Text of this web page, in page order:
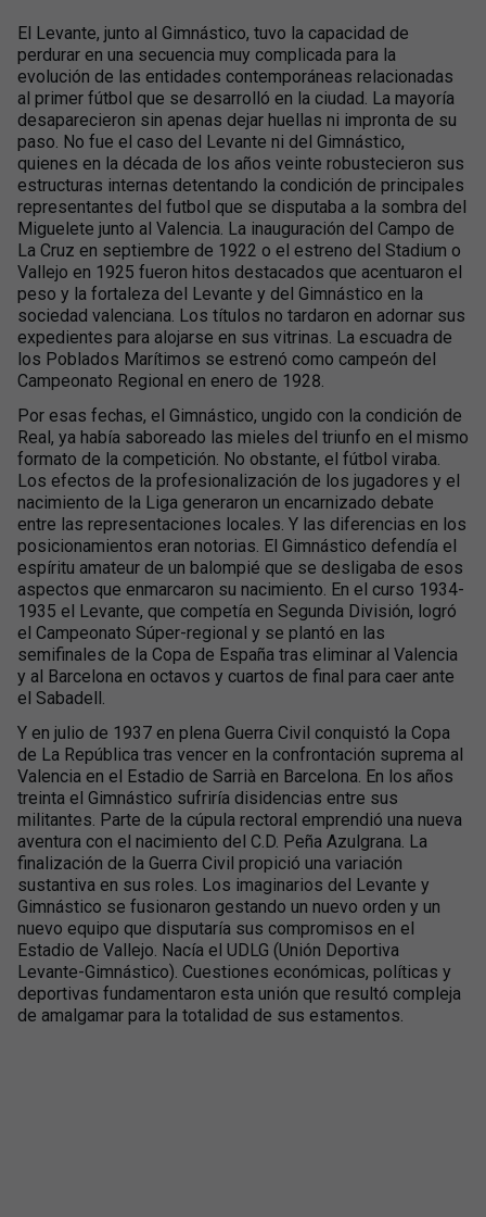
El Levante, junto al Gimnástico, tuvo la capacidad de
perdurar en una secuencia muy complicada para la
evolución de las entidades contemporáneas relacionadas
al primer fútbol que se desarrolló en la ciudad. La mayoría
desaparecieron sin apenas dejar huellas ni impronta de su
paso. No fue el caso del Levante ni del Gimnástico,
quienes en la década de los años veinte robustecieron sus
estructuras internas detentando la condición de principales
representantes del futbol que se disputaba a la sombra del
Miguelete junto al Valencia. La inauguración del Campo de
La Cruz en septiembre de 1922 o el estreno del Stadium o
Vallejo en 1925 fueron hitos destacados que acentuaron el
peso y la fortaleza del Levante y del Gimnástico en la
sociedad valenciana. Los títulos no tardaron en adornar sus
expedientes para alojarse en sus vitrinas. La escuadra de
los Poblados Marítimos se estrenó como campeón del
Campeonato Regional en enero de 1928.
Por esas fechas, el Gimnástico, ungido con la condición de
Real, ya había saboreado las mieles del triunfo en el mismo
formato de la competición. No obstante, el fútbol viraba.
Los efectos de la profesionalización de los jugadores y el
nacimiento de la Liga generaron un encarnizado debate
entre las representaciones locales. Y las diferencias en los
posicionamientos eran notorias. El Gimnástico defendía el
espíritu amateur de un balompié que se desligaba de esos
aspectos que enmarcaron su nacimiento. En el curso 1934-
1935 el Levante, que competía en Segunda División, logró
el Campeonato Súper-regional y se plantó en las
semifinales de la Copa de España tras eliminar al Valencia
y al Barcelona en octavos y cuartos de final para caer ante
el Sabadell.
Y en julio de 1937 en plena Guerra Civil conquistó la Copa
de La República tras vencer en la confrontación suprema al
Valencia en el Estadio de Sarrià en Barcelona. En los años
treinta el Gimnástico sufriría disidencias entre sus
militantes. Parte de la cúpula rectoral emprendió una nueva
aventura con el nacimiento del C.D. Peña Azulgrana. La
finalización de la Guerra Civil propició una variación
sustantiva en sus roles. Los imaginarios del Levante y
Gimnástico se fusionaron gestando un nuevo orden y un
nuevo equipo que disputaría sus compromisos en el
Estadio de Vallejo. Nacía el UDLG (Unión Deportiva
Levante-Gimnástico). Cuestiones económicas, políticas y
deportivas fundamentaron esta unión que resultó compleja
de amalgamar para la totalidad de sus estamentos.